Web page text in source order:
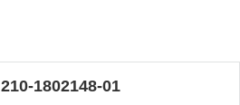
1802148-01